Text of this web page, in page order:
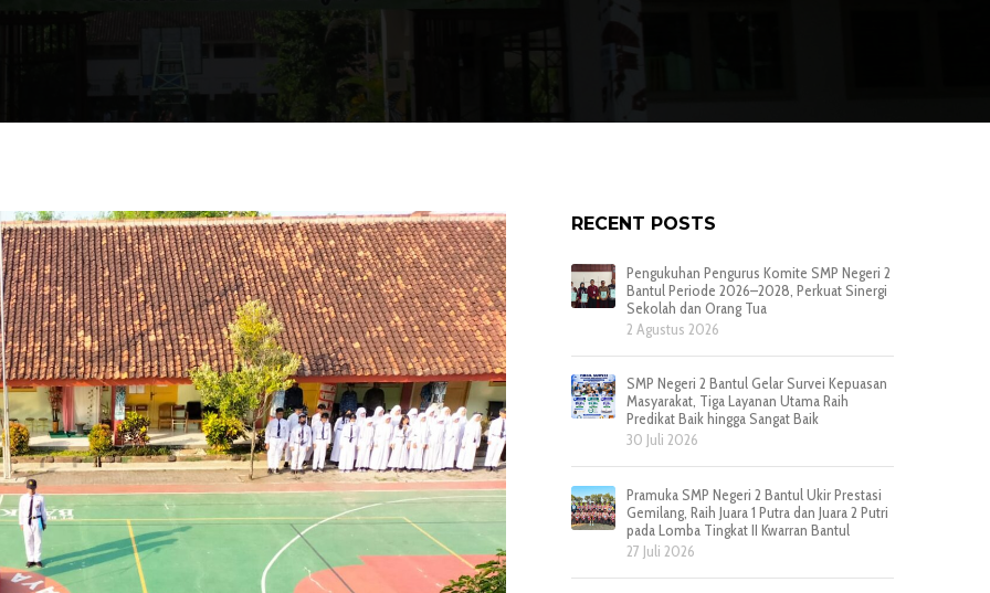
RECENT POSTS
Pengukuhan Pengurus Komite SMP Negeri 2
Bantul Periode 2026–2028, Perkuat Sinergi
Sekolah dan Orang Tua
2 Agustus 2026
SMP Negeri 2 Bantul Gelar Survei Kepuasan
Masyarakat, Tiga Layanan Utama Raih
Predikat Baik hingga Sangat Baik
30 Juli 2026
Pramuka SMP Negeri 2 Bantul Ukir Prestasi
Gemilang, Raih Juara 1 Putra dan Juara 2 Putri
pada Lomba Tingkat II Kwarran Bantul
27 Juli 2026